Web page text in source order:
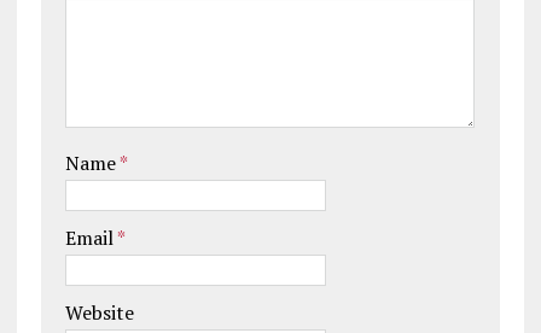
Name*
Email*
Website